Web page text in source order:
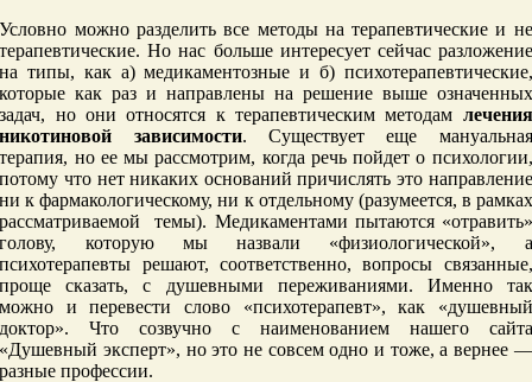
Условно можно разделить все методы на терапевтические и не
терапевтические. Но нас больше интересует сейчас разложение
на типы, как а) медикаментозные и б) психотерапевтические,
которые как раз и направлены на решение выше означенных
задач, но они относятся к терапевтическим методам лечения
никотиновой зависимости. Существует еще мануальная
терапия, но ее мы рассмотрим, когда речь пойдет о психологии,
потому что нет никаких оснований причислять это направление
ни к фармакологическому, ни к отдельному (разумеется, в рамках
рассматриваемой темы). Медикаментами пытаются «отравить»
голову, которую мы назвали «физиологической», а
психотерапевты решают, соответственно, вопросы связанные,
проще сказать, с душевными переживаниями. Именно так
можно и перевести слово «психотерапевт», как «душевный
доктор». Что созвучно с наименованием нашего сайта
«Душевный эксперт», но это не совсем одно и тоже, а вернее —
разные профессии.